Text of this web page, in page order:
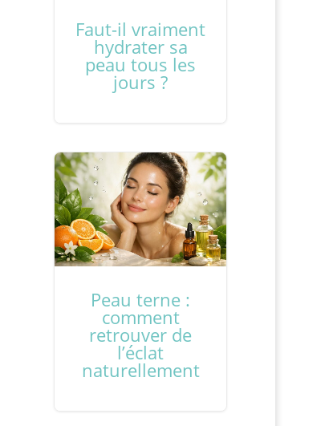
Faut-il vraiment
hydrater sa
peau tous les
jours ?
Peau terne :
comment
retrouver de
l’éclat
naturellement